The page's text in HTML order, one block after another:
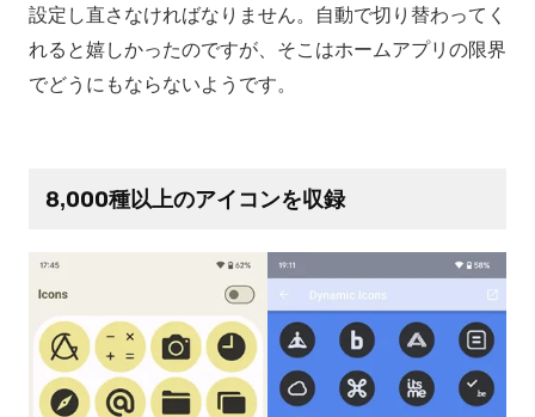
設定し直さなければなりません。自動で切り替わってく
れると嬉しかったのですが、そこはホームアプリの限界
でどうにもならないようです。
8,000種以上のアイコンを収録